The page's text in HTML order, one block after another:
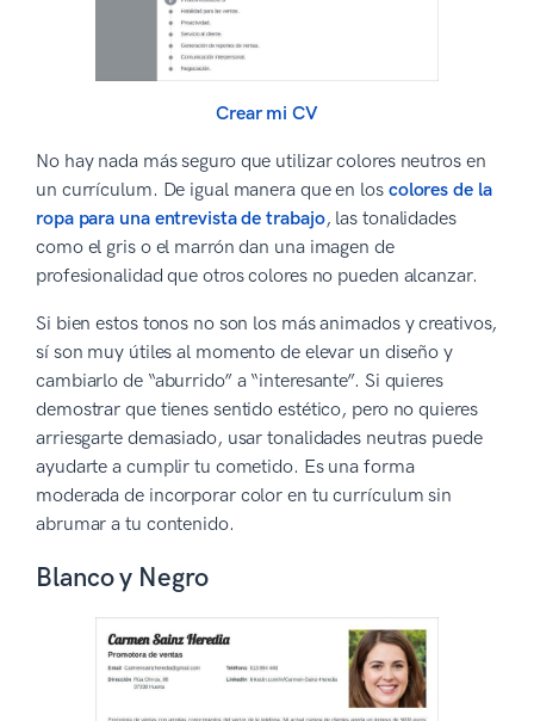
Crear mi CV
No hay nada más seguro que utilizar colores neutros en
un currículum. De igual manera que en los colores de la
ropa para una entrevista de trabajo, las tonalidades
como el gris o el marrón dan una imagen de
profesionalidad que otros colores no pueden alcanzar.
Si bien estos tonos no son los más animados y creativos,
sí son muy útiles al momento de elevar un diseño y
cambiarlo de “aburrido” a “interesante”. Si quieres
demostrar que tienes sentido estético, pero no quieres
arriesgarte demasiado, usar tonalidades neutras puede
ayudarte a cumplir tu cometido. Es una forma
moderada de incorporar color en tu currículum sin
abrumar a tu contenido.
Blanco y Negro